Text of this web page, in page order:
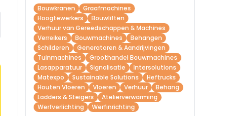
Bouwkranen
Graafmachines
Hoogtewerkers
Bouwliften
Verhuur van Gereedschappen & Machines
Verreikers
Bouwmachines
Behangen
Schilderen
Generatoren & Aandrijvingen
Tuinmachines
Groothandel Bouwmachines
Lasapparatuur
Signalisatie
Intersolutions
Matexpo
Sustainable Solutions
Heftrucks
Houten Vloeren
Vloeren Verhuur
Behang
Ladders & Steigers
Atelierverwarming
Werfverlichting
Werfinrichting